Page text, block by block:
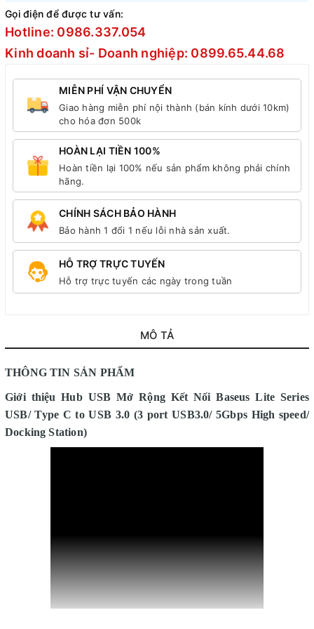
Gọi điện để được tư vấn:
Hotline: 0986.337.054
Kinh doanh sỉ- Doanh nghiệp: 0899.65.44.68
MIỄN PHÍ VẬN CHUYỂN
Giao hàng miễn phí nội thành (bán kính dưới 10km)
cho hóa đơn 500k
HOÀN LẠI TIỀN 100%
Hoàn tiền lại 100% nếu sản phẩm không phải chính
hãng.
CHÍNH SÁCH BẢO HÀNH
Bảo hành 1 đổi 1 nếu lỗi nhà sản xuất.
HỖ TRỢ TRỰC TUYẾN
Hỗ trợ trực tuyến các ngày trong tuần
MÔ TẢ
THÔNG TIN SẢN PHẨM
Giới thiệu Hub USB Mở Rộng Kết Nối Baseus Lite Series
USB/ Type C to USB 3.0 (3 port USB3.0/ 5Gbps High speed/
Docking Station)